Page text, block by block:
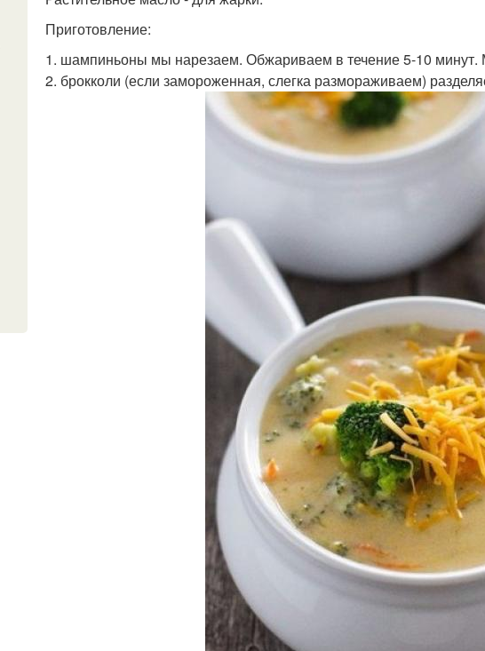
Приготовление:
1. шампиньоны мы нарезаем. Обжариваем в течение 5-10 минут.
2. брокколи (если замороженная, слегка размораживаем)